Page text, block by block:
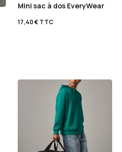
Mini sac à dos EveryWear
17,40€TTC